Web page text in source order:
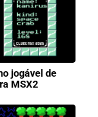
jogável de
MSX2